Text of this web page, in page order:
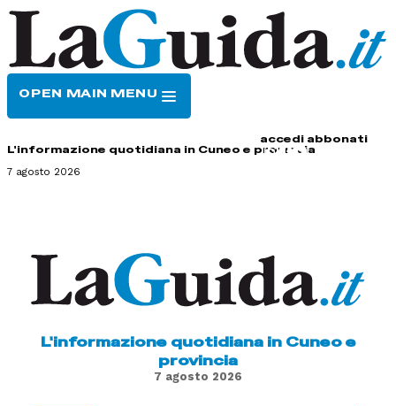
OPEN MAIN MENU
accedi abbonati
L'informazione quotidiana in Cuneo e provincia
7 agosto 2026
L'informazione quotidiana in Cuneo e
provincia
7 agosto 2026